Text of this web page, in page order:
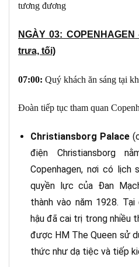
tương đương
NGÀY 03: COPENHAGEN
trưa, tối)
07:00: Quý khách ăn sáng tại
Đoàn tiếp tục tham quan
Christiansborg Palace
điện Christiansborg
Copenhagen, nơi có
quyền lực của Đan
thành vào năm 1928.
hậu đã cai trị trong nhiều
được HM The Queen sử
thức như dạ tiệc và tiếp